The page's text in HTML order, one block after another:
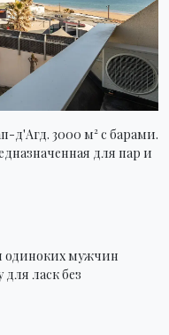
3000 м² с барами.
для пар и
одиноких мужчин
ласк без